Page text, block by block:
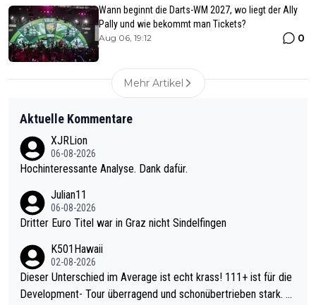
Wann beginnt die Darts-WM 2027, wo liegt der Ally
Pally und wie bekommt man Tickets?
Aug 06, 19:12 0
Mehr Artikel
Aktuelle Kommentare
XJRLion
06-08-2026
Hochinteressante Analyse. Dank dafür.
Julian11
06-08-2026
Dritter Euro Titel war in Graz nicht Sindelfingen
K501Hawaii
02-08-2026
Dieser Unterschied im Average ist echt krass! 111+ ist für die
Development- Tour überragend und schonübertrieben stark. U